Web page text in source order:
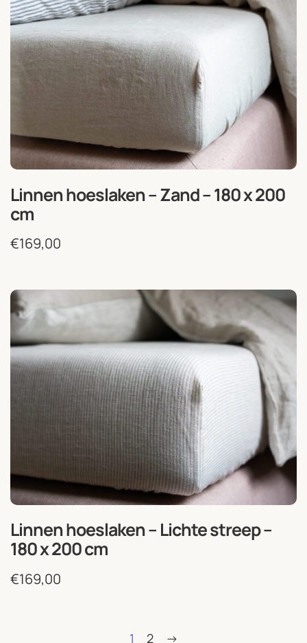
Linnen hoeslaken – Zand – 180 x 200
cm
€169,00
Linnen hoeslaken – Lichte streep –
180 x 200 cm
€169,00
1 2 ->